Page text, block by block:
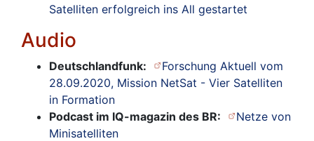
Satelliten erfolgreich ins All gestartet
Audio
Deutschlandfunk:
Forschung Aktuell vom
28.09.2020, Mission NetSat - Vier Satelliten
in Formation
Podcast im IQ-magazin des BR:
Netze von
Minisatelliten